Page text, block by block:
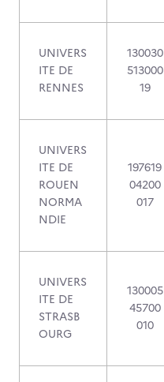
UNIVERS
ITE DE
RENNES
130030
513000
19
UNIVERS
ITE DE
ROUEN
NORMA
NDIE
197619
04200
017
UNIVERS
ITE DE
STRASB
OURG
130005
45700
010